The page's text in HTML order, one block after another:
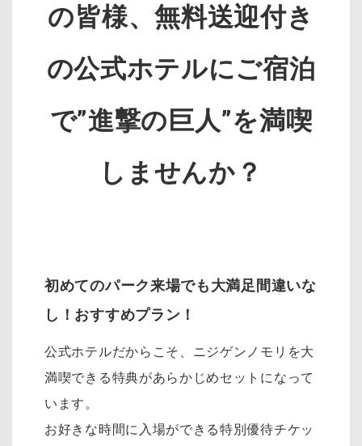
の皆様、無料送迎付き
の公式ホテルにご宿泊
で”進撃の巨人”を満喫
しませんか？
初めてのパーク来場でも大満足間違いな
し！おすすめプラン！
公式ホテルだからこそ、ニジゲンノモリを大
満喫できる特典があらかじめセットになって
います。
お好きな時間に入場ができる特別優待チケッ